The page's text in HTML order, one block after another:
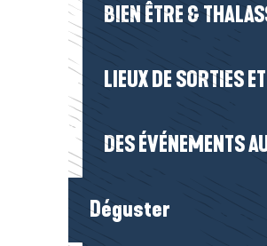
BIEN ÊTRE &
LIEUX DE SORTIES
DES ÉVÉNEMENTS
Déguster